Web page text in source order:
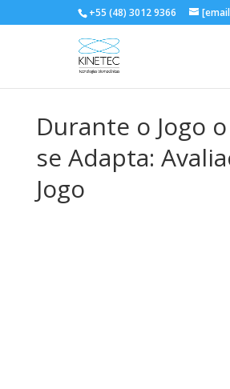
+55 (48) 3012 9366
Durante o Jogo
se Adapta:
Jogo